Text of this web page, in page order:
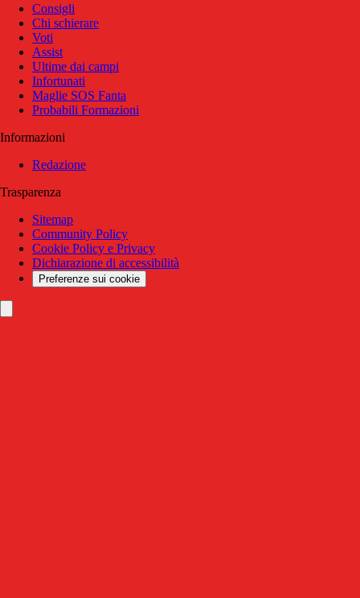
Consigli
Chi schierare
Voti
Assist
Ultime dai campi
Infortunati
Maglie SOS Fanta
Probabili Formazioni
Informazioni
Redazione
Trasparenza
Sitemap
Community Policy
Cookie Policy e Privacy
Dichiarazione di accessibilità
Preferenze sui cookie